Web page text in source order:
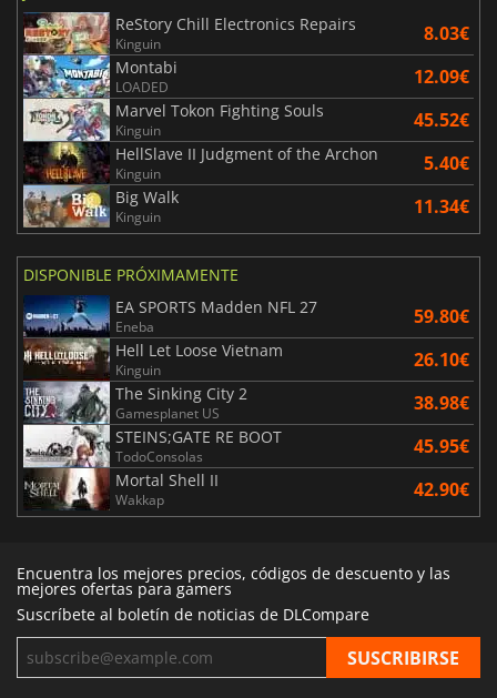
ReStory Chill Electronics Repairs
Kinguin 8.03€
Montabi
LOADED 12.09€
Marvel Tokon Fighting Souls
Kinguin 45.52€
HellSlave II Judgment of the Archon
Kinguin 5.40€
Big Walk
Kinguin 11.34€
DISPONIBLE PRÓXIMAMENTE
EA SPORTS Madden NFL 27
Eneba 59.80€
Hell Let Loose Vietnam
Kinguin 26.10€
The Sinking City 2
Gamesplanet US 38.98€
STEINS;GATE RE BOOT
TodoConsolas 45.95€
Mortal Shell II
Wakkap 42.90€
Encuentra los mejores precios, códigos de descuento y las
mejores ofertas para gamers
Suscríbete al boletín de noticias de DLCompare